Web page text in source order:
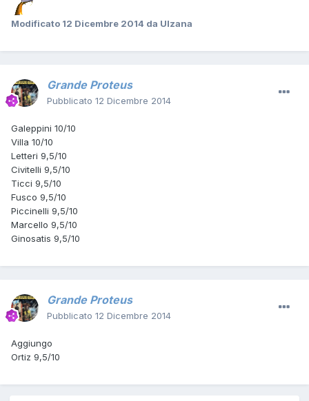
Modificato 12 Dicembre 2014 da Ulzana
Grande Proteus
Pubblicato 12 Dicembre 2014
Galeppini 10/10
Villa 10/10
Letteri 9,5/10
Civitelli 9,5/10
Ticci 9,5/10
Fusco 9,5/10
Piccinelli 9,5/10
Marcello 9,5/10
Ginosatis 9,5/10
Grande Proteus
Pubblicato 12 Dicembre 2014
Aggiungo
Ortiz 9,5/10